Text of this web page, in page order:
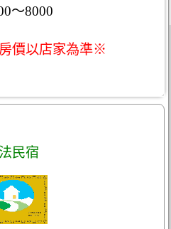
～8000
價以店家為準※
民宿